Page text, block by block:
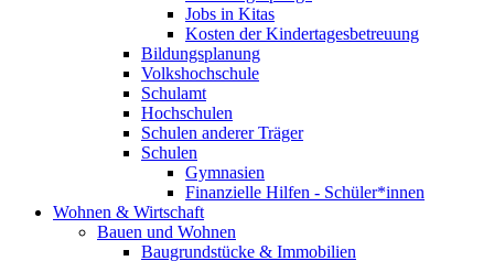
Jobs in Kitas
Kosten der Kindertagesbetreuung
Bildungsplanung
Volkshochschule
Schulamt
Hochschulen
Schulen anderer Träger
Schulen
Gymnasien
Finanzielle Hilfen - Schüler*innen
Wohnen & Wirtschaft
Bauen und Wohnen
Baugrundstücke & Immobilien